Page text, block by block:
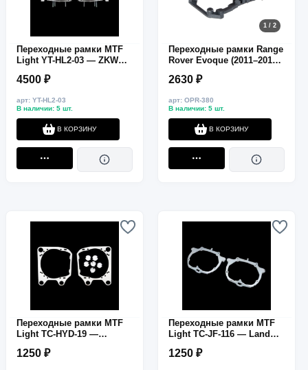
Переходные рамки MTF
Light YT-HL2-03 — ZKW
ближний свет, 2 шт.
4500 ₽
арт: YT-HL2-03
В наличии: 5 шт.
В КОРЗИНУ
1 / 2
Переходные рамки Range
Rover Evoque (2011–2015)
штатных линз Valeo на
2630 ₽
арт: OPR-380
В наличии: 5 шт.
В КОРЗИНУ
Переходные рамки MTF
Light TC-HYD-19 —
2018, ближний свет,
1250 ₽
Переходные рамки MTF
Light TC-JF-116 — Land
ближний свет, HELLA 3R /
1250 ₽